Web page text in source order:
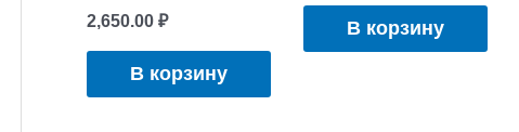
2,650.00 ₽
В корзину
В корзину